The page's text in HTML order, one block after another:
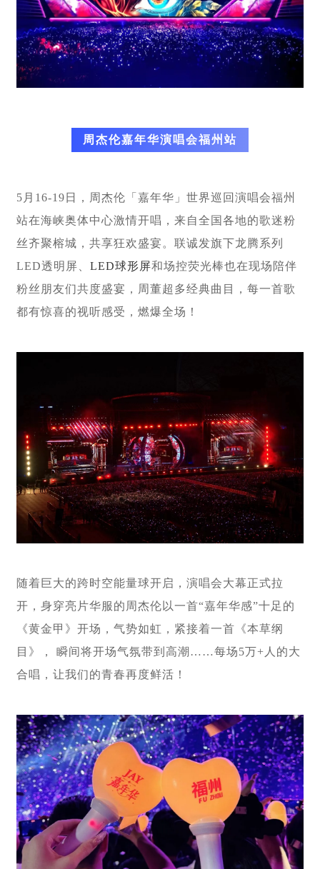
周杰伦嘉年华演唱会福州站
5月16-19日，周杰伦「嘉年华」世界巡回演唱会福州
站在海峡奥体中心激情开唱，来自全国各地的歌迷粉
丝齐聚榕城，共享狂欢盛宴。联诚发旗下龙腾系列
LED透明屏、 LED球形屏和场控荧光棒也在现场陪伴
粉丝朋友们共度盛宴，周董超多经典曲目，每一首歌
都有惊喜的视听感受，燃爆全场！
随着巨大的跨时空能量球开启，演唱会大幕正式拉
开，身穿亮片华服的周杰伦以一首“嘉年华感”十足的
《黄金甲》开场，气势如虹，紧接着一首《本草纲
目》， 瞬间将开场气氛带到高潮……每场5万+人的大
合唱，让我们的青春再度鲜活！